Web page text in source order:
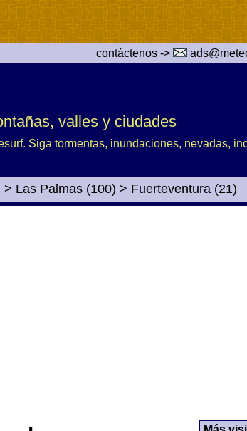
contáctenos ->
valles y ciudades
Siga tormentas, inundaciones, nevadas,
> Las Palmas (100) > Fuerteventura (21)